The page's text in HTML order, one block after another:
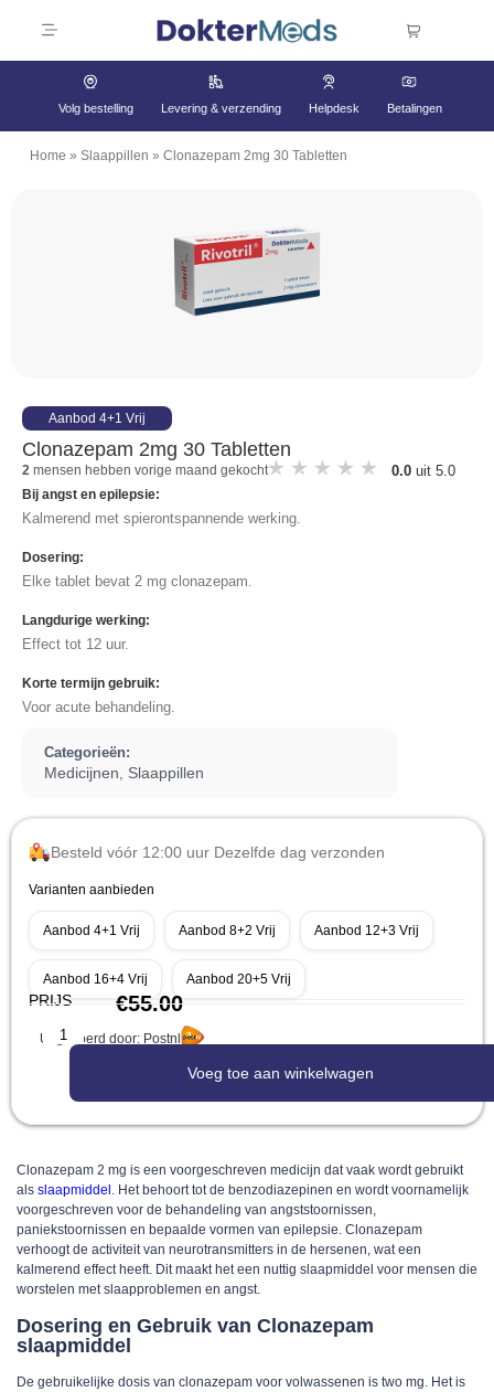
Volg bestelling Levering & verzending Helpdesk Betalingen
Home » Slaappillen » Clonazepam 2mg 30 Tabletten
Aanbod 4+1 Vrij
Clonazepam 2mg 30 Tabletten
2 mensen hebben vorige maand gekocht 0.0 uit 5.0
Bij angst en epilepsie:
Kalmerend met spierontspannende werking.
Dosering:
Elke tablet bevat 2 mg clonazepam.
Langdurige werking:
Effect tot 12 uur.
Korte termijn gebruik:
Voor acute behandeling.
Categorieën:
Medicijnen, Slaappillen
Besteld vóór 12:00 uur Dezelfde dag verzonden
Varianten aanbieden
Aanbod 4+1 Vrij Aanbod 8+2 Vrij Aanbod 12+3 Vrij
Aanbod 16+4 Vrij Aanbod 20+5 Vrij
PRIJS €55.00
Uitgevoerd door: Postnl
Voeg toe aan winkelwagen
Clonazepam 2 mg is een voorgeschreven medicijn dat vaak wordt gebruikt
als slaapmiddel . Het behoort tot de benzodiazepinen en wordt voornamelijk
voorgeschreven voor de behandeling van angststoornissen,
paniekstoornissen en bepaalde vormen van epilepsie. Clonazepam
verhoogt de activiteit van neurotransmitters in de hersenen, wat een
kalmerend effect heeft. Dit maakt het een nuttig slaapmiddel voor mensen die
worstelen met slaapproblemen en angst.
Dosering en Gebruik van Clonazepam
slaapmiddel
De gebruikelijke dosis van clonazepam voor volwassenen is two mg. Het is